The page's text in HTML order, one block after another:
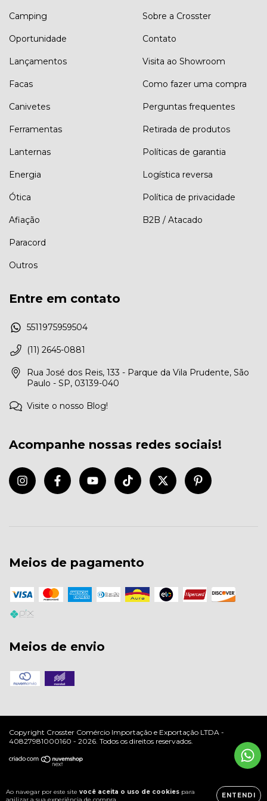
Ao navegar por este site você aceita o uso de cookies para
agilizar a sua experiência de compra.
ENTENDI
Camping
Oportunidade
Lançamentos
Facas
Canivetes
Ferramentas
Lanternas
Energia
Ótica
Afiação
Paracord
Outros
Sobre a Crosster
Contato
Visita ao Showroom
Como fazer uma compra
Perguntas frequentes
Retirada de produtos
Políticas de garantia
Logística reversa
Política de privacidade
B2B / Atacado
Entre em contato
5511975959504
(11) 2645-0881
Rua José dos Reis, 133 - Parque da Vila Prudente, São
Paulo - SP, 03139-040
Visite o nosso Blog!
Acompanhe nossas redes sociais!
Meios de pagamento
Meios de envio
Copyright Crosster Comércio Importação e Exportação LTDA -
40827981000160 - 2026. Todos os direitos reservados.